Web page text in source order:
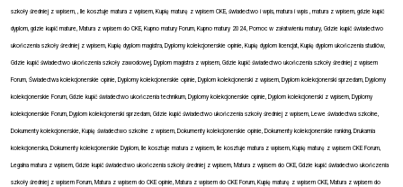
szkoły średniej z wpisem, , Ile kosztuje matura z wpisem, Kupię maturę z wpisem CKE, świadectwo i wpis, matura i wpis , matura z wpisem, gdzie kupić
dyplom, gdzie kupić mature, Matura z wpisem do CKE, Kupno matury Forum, Kupno matury 2024, Pomoc w załatwieniu matury, Gdzie kupić świadectwo
ukończenia szkoły średniej z wpisem, Kupię dyplom magistra, Dyplomy kolekcjonerskie opinie, Kupię dyplom licencjat, Kupię dyplom ukończenia studiów,
Gdzie kupić świadectwo ukończenia szkoły zawodowej, Dyplom magistra z wpisem, Gdzie kupić świadectwo ukończenia szkoły średniej z wpisem
Forum, Świadectwa kolekcjonerskie opinie, Dyplomy kolekcjonerskie opinie, Dyplom kolekcjonerski z wpisem, Dyplom kolekcjonerski sprzedam, Dyplomy
kolekcjonerskie Forum, Gdzie kupić świadectwo ukończenia technikum, Dyplomy kolekcjonerskie opinie, Dyplom kolekcjonerski z wpisem, Dyplomy
kolekcjonerskie Forum, Dyplom kolekcjonerski sprzedam, Gdzie kupić świadectwo ukończenia szkoły średniej z wpisem, Lewe świadectwa szkolne,
Dokumenty kolekcjonerskie, Kupię świadectwo szkolne z wpisem, Dokumenty kolekcjonerskie opinie, Dokumenty kolekcjonerskie ranking, Drukarnia
kolekcjonerska, Dokumenty kolekcjonerskie Dyplom, Ile kosztuje matura z wpisem, Ile kosztuje matura z wpisem, Kupię maturę z wpisem CKE Forum,
Legalna matura z wpisem, Gdzie kupić świadectwo ukończenia szkoły średniej z wpisem, Matura z wpisem do CKE, Gdzie kupić świadectwo ukończenia
szkoły średniej z wpisem Forum, Matura z wpisem do CKE opinie, Matura z wpisem do CKE Forum, Kupię maturę z wpisem CKE, Matura z wpisem do